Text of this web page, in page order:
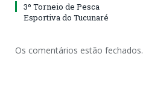
3º Torneio de Pesca
Esportiva do Tucunaré
Os comentários estão fechados.